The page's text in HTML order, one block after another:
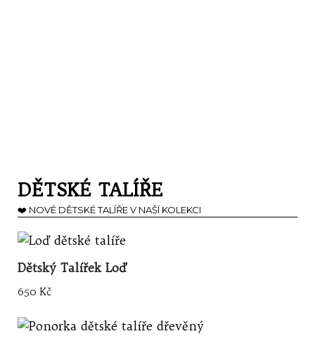
DĚTSKÉ TALÍŘE
❤️️ NOVÉ DĚTSKÉ TALÍŘEV NAŠÍ KOLEKCI
Dětský Talířek Loď
650 Kč